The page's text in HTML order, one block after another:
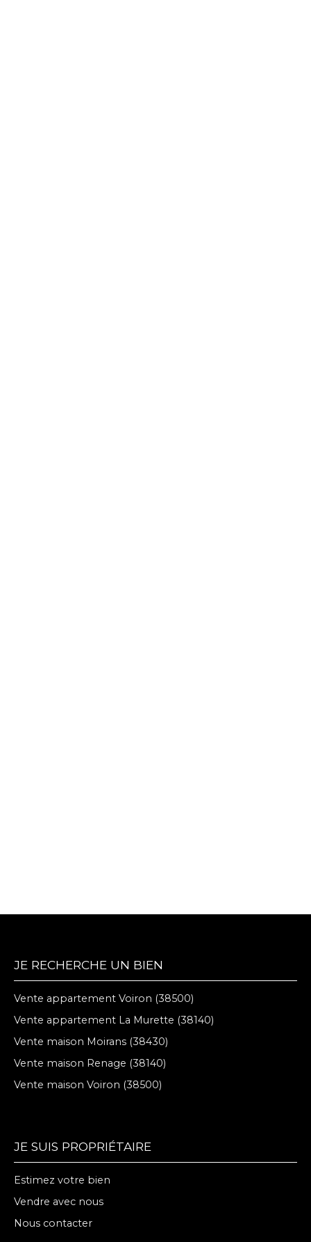
JE RECHERCHE UN BIEN
Vente appartement Voiron (38500)
Vente appartement La Murette (38140)
Vente maison Moirans (38430)
Vente maison Renage (38140)
Vente maison Voiron (38500)
JE SUIS PROPRIÉTAIRE
Estimez votre bien
Vendre avec nous
Nous contacter